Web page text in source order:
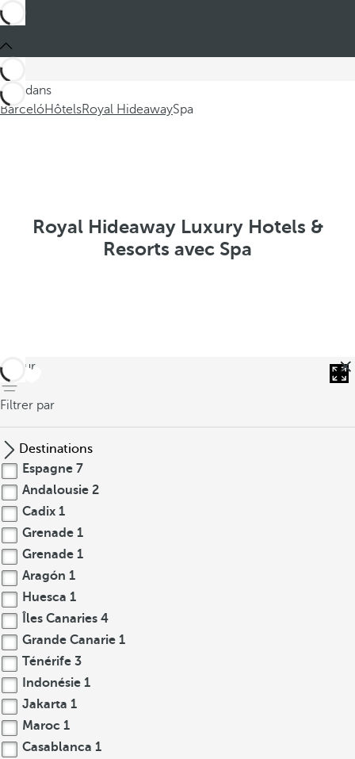
Ces dans
BarcelóHôtelsRoyal HideawaySpa
Royal Hideaway Luxury Hotels &
Resorts avec Spa
retour
Filtrer par
Destinations
Espagne 7
Andalousie 2
Cadix 1
Grenade 1
Grenade 1
Aragón 1
Huesca 1
Îles Canaries 4
Grande Canarie 1
Ténérife 3
Indonésie 1
Jakarta 1
Maroc 1
Casablanca 1